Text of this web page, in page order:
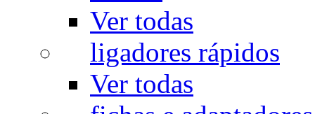
Ver todas
ligadores rápidos
Ver todas